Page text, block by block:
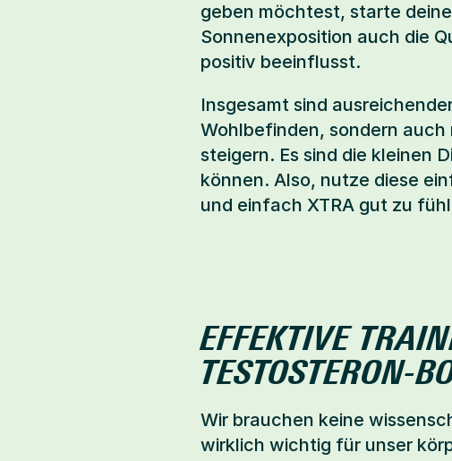
geben möchtest, starte
Sonnenexposition auch die
positiv beeinflusst.
Insgesamt sind
Wohlbefinden, sondern
steigern. Es sind die kleinen
können. Also, nutze diese
und einfach XTRA gut zu
EFFEKTIVE
TESTOSTERON-
Wir brauchen keine
wirklich wichtig für unser